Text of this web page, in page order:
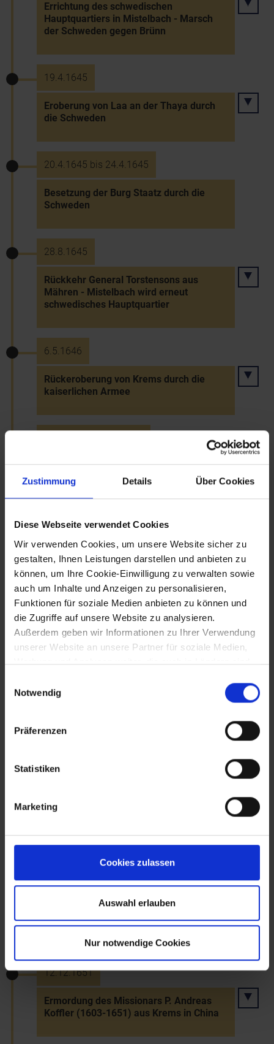
Zustimmung Details Über Cookies
Diese Webseite verwendet Cookies
Wir verwenden Cookies, um unsere Website sicher zu
gestalten, Ihnen Leistungen darstellen und anbieten zu
können, um Ihre Cookie-Einwilligung zu verwalten sowie
auch um Inhalte und Anzeigen zu personalisieren,
Funktionen für soziale Medien anbieten zu können und
die Zugriffe auf unsere Website zu analysieren.
Außerdem geben wir Informationen zu Ihrer Verwendung
unserer Website an unsere Partner für soziale Medien,
Werbung und Analysen weiter, die auch in Ländern sind,
gegeben ist, und in denen Sie Ihre Rechte uU nicht
effektiv durchsetzen können. Unsere Partner führen
diese Informationen möglicherweise mit weiteren Daten
zusammen, die Sie ihnen bereitgestellt haben oder die
haben.
Notwendig
Präferenzen
Statistiken
Marketing
Cookies zulassen
Auswahl erlauben
Nur notwendige Cookies
Errichtung des schwedischen
Hauptquartiers in Mistelbach - Marsch
der Schweden gegen Brünn
19.4.1645
Eroberung von Laa an der Thaya durch
die Schweden
20.4.1645 bis 24.4.1645
Besetzung der Burg Staatz durch die
Schweden
28.8.1645
Rückkehr General Torstensons aus
Mähren - Mistelbach wird erneut
schwedisches Hauptquartier
6.5.1646
Rückeroberung von Krems durch die
kaiserlichen Armee
Belagerung und Eroberung Korneuburgs
durch die kaiserlichen Armee
30.5.1646
Rückeroberung Dürnsteins durch die
kaiserliche Armee
27.8.1646
Rückeroberung von Rabensburg durch
die kaiserliche Armee
30.8.1646
Rückeroberung von Falkenstein durch die
Dreißigjährigen Kriegs
13.6.1650
in Baden, Diplomat und Historiker
12.12.1651
Ermordung des Missionars P. Andreas
Koffler (1603-1651) aus Krems in China